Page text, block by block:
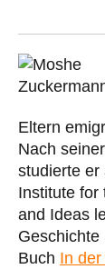
Eltern
Nach
studierte er
Institute for
and Ideas
Geschichte
Buch In